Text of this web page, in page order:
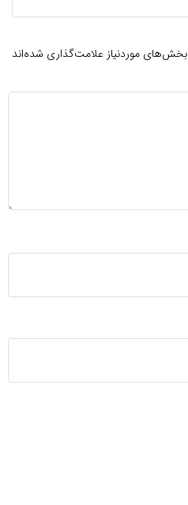
بخش‌های موردنیاز علامت‌گذاری شده‌اند